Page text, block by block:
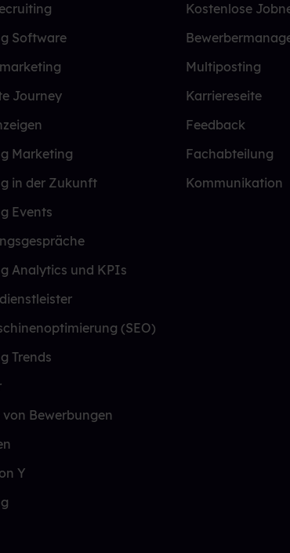
Software
Journey
Marketing
in der Zukunft
Events
Analytics und KPIs
(SEO)
Trends
Bewerbungen
Y
Kostenlose
Multiposting
Karriereseite
Feedback
Fachabteilung
Kommunikation